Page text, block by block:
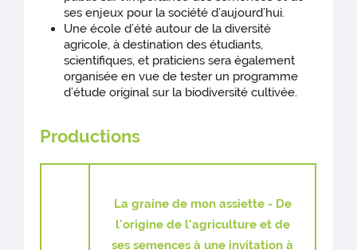
ses enjeux pour la société d’aujourd’hui.
Une école d’été autour de la diversité
agricole, à destination des étudiants,
scientifiques, et praticiens sera également
organisée en vue de tester un programme
d’étude original sur la biodiversité cultivée.
Productions
La graine de mon assiette - De
l'origine de l'agriculture et de
ses semences à une invitation à